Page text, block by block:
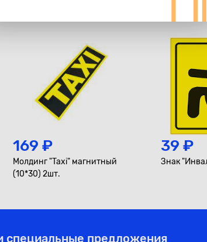
Наклейка
169 ₽
Молдинг "Taxi" магнитный
(10*30) 2шт.
39 ₽
Знак
специальные предложения